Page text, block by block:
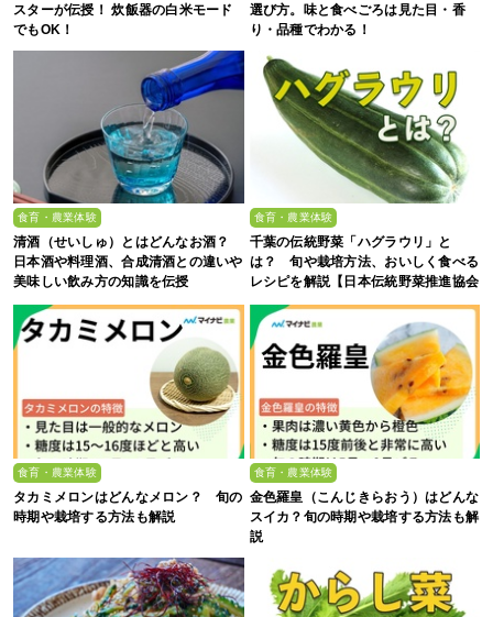
スターが伝授！ 炊飯器の白米モード
でもOK！
選び方。味と食べごろは見た目・香
り・品種でわかる！
食育・農業体験
清酒（せいしゅ）とはどんなお酒？
日本酒や料理酒、合成清酒との違いや
美味しい飲み方の知識を伝授
食育・農業体験
千葉の伝統野菜「ハグラウリ」と
は？ 旬や栽培方法、おいしく食べる
レシピを解説【日本伝統野菜推進協会
監修】
食育・農業体験
タカミメロンはどんなメロン？ 旬の
時期や栽培する方法も解説
食育・農業体験
金色羅皇（こんじきらおう）はどんな
スイカ？旬の時期や栽培する方法も解
説